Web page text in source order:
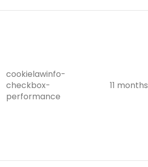
cookielawinfo-
checkbox-
performance
11 months